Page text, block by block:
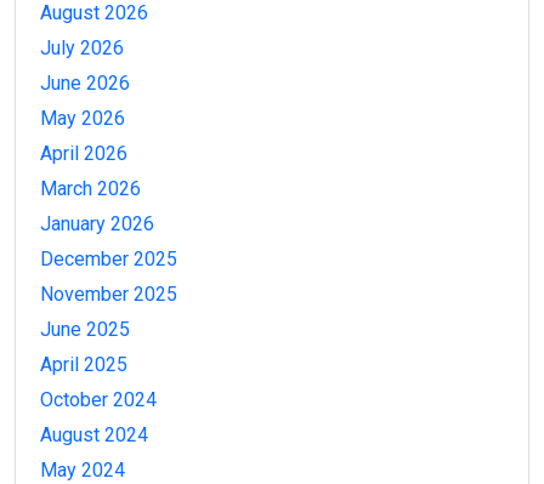
August 2026
July 2026
June 2026
May 2026
April 2026
March 2026
January 2026
December 2025
November 2025
June 2025
April 2025
October 2024
August 2024
May 2024